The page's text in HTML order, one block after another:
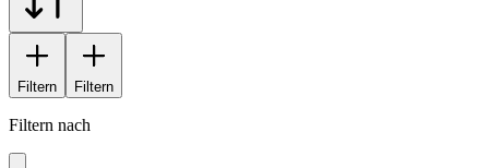
Filtern Filtern
Filtern nach